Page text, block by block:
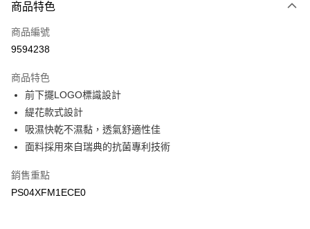
信用卡一次付款
LINE Pay
悠遊付
Google Pay
運送方式
宅配
每筆NT$90，滿NT$899(含以上)免運費
商品特色
商品編號
9594238
商品特色
前下擺LOGO標識設計
緹花款式設計
吸濕快乾不濕黏，透氣舒適性佳
面料採用來自瑞典的抗菌專利技術
銷售重點
PS04XFM1ECE0